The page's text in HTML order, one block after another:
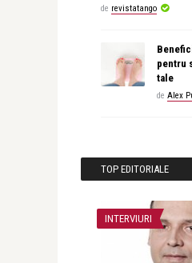
de revistatango
pentru
tale
de Alex
TOP EDITORIALE
INTERVIURI